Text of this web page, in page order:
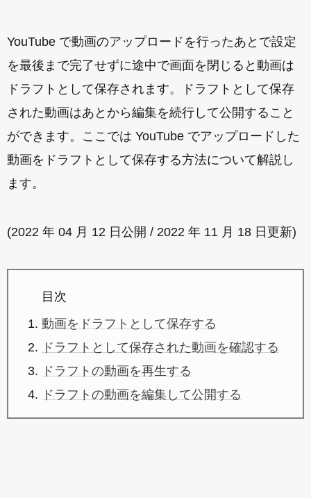
YouTube で動画のアップロードを行ったあとで設定
を最後まで完了せずに途中で画面を閉じると動画は
ドラフトとして保存されます。ドラフトとして保存
された動画はあとから編集を続行して公開すること
ができます。ここでは YouTube でアップロードした
動画をドラフトとして保存する方法について解説し
ます。
(2022 年 04 月 12 日公開 / 2022 年 11 月 18 日更新)
目次
動画をドラフトとして保存する
ドラフトとして保存された動画を確認する
ドラフトの動画を再生する
ドラフトの動画を編集して公開する